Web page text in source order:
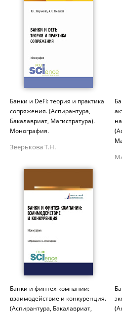
Банки и DeFi: теория и практика
сопряжения. (Аспирантура,
Бакалавриат, Магистратура).
Монография.
Зверькова Т.Н.
Банки и финтех-компании:
взаимодействие и конкуренция.
(Аспирантура, Бакалавриат,